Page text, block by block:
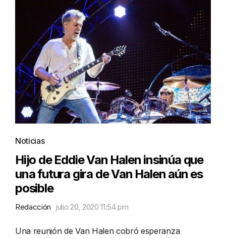
Noticias
Hijo de Eddie Van Halen insinúa que
una futura gira de Van Halen aún es
posible
Redacción julio 20, 2020 11:54 pm
Una reunión de Van Halen cobró esperanza